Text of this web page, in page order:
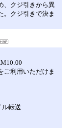
、クジ引きから異
。クジ引きで決ま
ご利用いただけま
ル転送